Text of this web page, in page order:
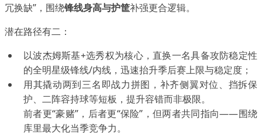
冗换缺”，围绕锋线身高与护筐补强更合逻辑。
潜在路径有二：
以波杰姆斯基+选秀权为核心，直换一名具备攻防稳定性
的全明星级锋线/内线，迅速抬升季后赛上限与稳定度；
用其撬动两到三名即战力拼图，补齐侧翼对位、挡拆保
护、二阵容持球等短板，提升容错而非极限。
前者更“豪赌”，后者更“保险”，但两者共同指向——围绕
库里最大化当季竞争力。